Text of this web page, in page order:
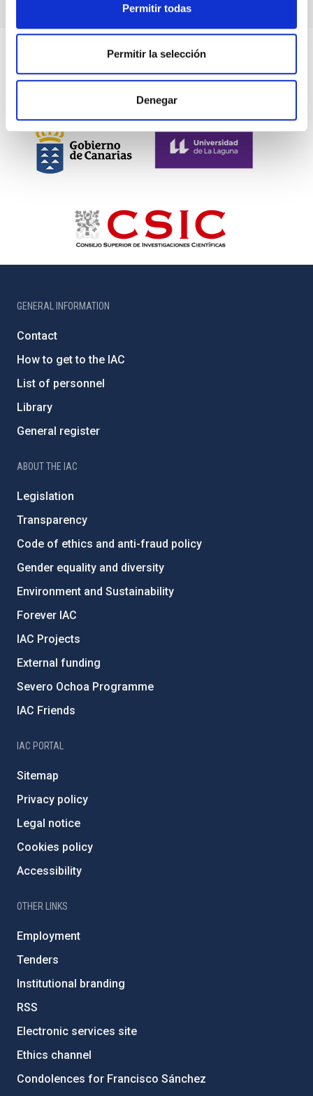
Permitir todas
Permitir la selección
Denegar
GENERAL INFORMATION
Contact
How to get to the IAC
List of personnel
Library
General register
ABOUT THE IAC
Legislation
Transparency
Code of ethics and anti-fraud policy
Gender equality and diversity
Environment and Sustainability
Forever IAC
IAC Projects
External funding
Severo Ochoa Programme
IAC Friends
IAC PORTAL
Sitemap
Privacy policy
Legal notice
Cookies policy
Accessibility
OTHER LINKS
Employment
Tenders
Institutional branding
RSS
Electronic services site
Ethics channel
Condolences for Francisco Sánchez